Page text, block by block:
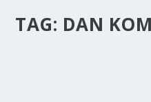
TAG: DAN